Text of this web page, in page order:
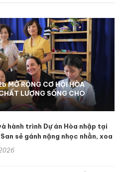
ÁN HÒA NHẬP III-B TẠI
sinh kế và nâng cao dịch
để hỗ trợ người khuyết tật
chất độc da cam
hành trình Dự án Hòa nhập tại
sẻ gánh nặng nhọc nhằn, xoa
da cam